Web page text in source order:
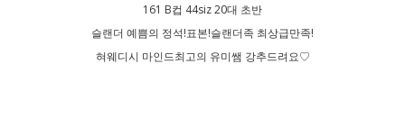
161 B컵 44siz 20대 초반
슬랜더 예쁨의 정석!표본!슬랜더족 최상급만족!
혀웨디시 마인드최고의 유미쌤 강추드려요♡